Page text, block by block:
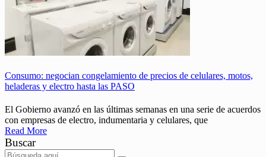
Consumo: negocian congelamiento de precios de celulares, motos,
heladeras y electro hasta las PASO
El Gobierno avanzó en las últimas semanas en una serie de acuerdos
con empresas de electro, indumentaria y celulares, que
Read More
Buscar